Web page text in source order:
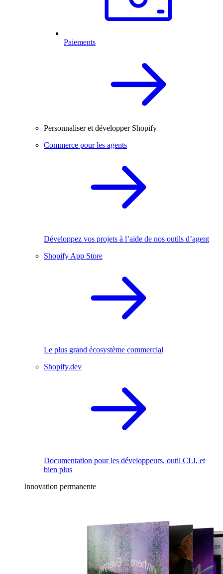
Paiements
Personnaliser et développer Shopify
Commerce pour les agents
Développez vos projets à l’aide de nos outils d’agent
Shopify App Store
Le plus grand écosystème commercial
Shopify.dev
Documentation pour les développeurs, outil CLI, et
bien plus
Innovation permanente